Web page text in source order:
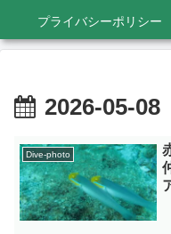
プライバシーポリシー
2026-05-08
Dive-photo